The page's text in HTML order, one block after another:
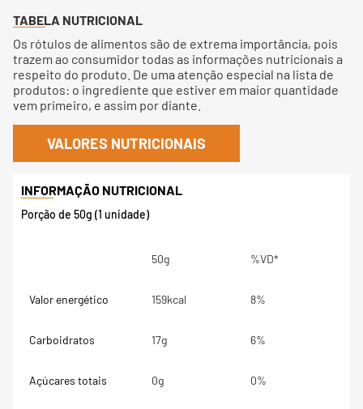
TABELA NUTRICIONAL
Os rótulos de alimentos são de extrema importância, pois
trazem ao consumidor todas as informações nutricionais a
respeito do produto. De uma atenção especial na lista de
produtos: o ingrediente que estiver em maior quantidade
vem primeiro, e assim por diante.
VALORES NUTRICIONAIS
Porção de 50g (1 unidade)
50g %VD*
Valor energético 159kcal 8%
Carboidratos 17g 6%
Açúcares totais 0g 0%